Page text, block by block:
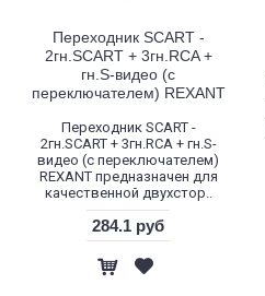
Переходник SCART -
2гн.SCART + 3гн.RCA +
гн.S-видео (с
переключателем) REXANT
Переходник SCART -
2гн.SCART + 3гн.RCA + гн.S-
видео (с переключателем)
REXANT предназначен для
качественной двухстор..
284.1 руб